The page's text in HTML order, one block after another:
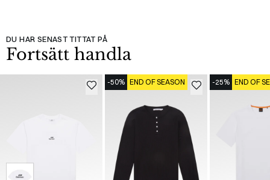
DU HAR SENAST TITTAT PÅ
Fortsätt handla
-50% END OF SEASON -25% END OF